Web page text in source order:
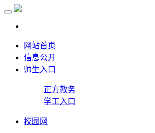
网站首页
信息公开
师生入口
正方教务
学工入口
校园网